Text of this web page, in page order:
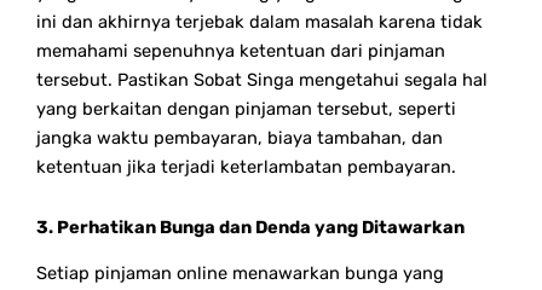
ini dan akhirnya terjebak dalam masalah karena tidak
memahami sepenuhnya ketentuan dari pinjaman
tersebut. Pastikan Sobat Singa mengetahui segala hal
yang berkaitan dengan pinjaman tersebut, seperti
jangka waktu pembayaran, biaya tambahan, dan
ketentuan jika terjadi keterlambatan pembayaran.
3. Perhatikan Bunga dan Denda yang Ditawarkan
Setiap pinjaman online menawarkan bunga yang